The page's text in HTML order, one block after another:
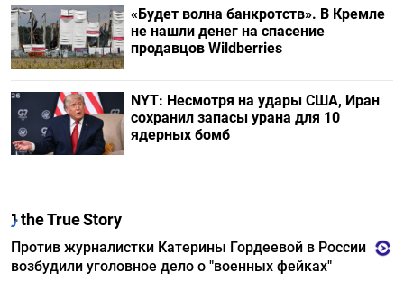
«Будет волна банкротств». В Кремле
не нашли денег на спасение
продавцов Wildberries
NYT: Несмотря на удары США, Иран
сохранил запасы урана для 10
ядерных бомб